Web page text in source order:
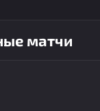
матчи